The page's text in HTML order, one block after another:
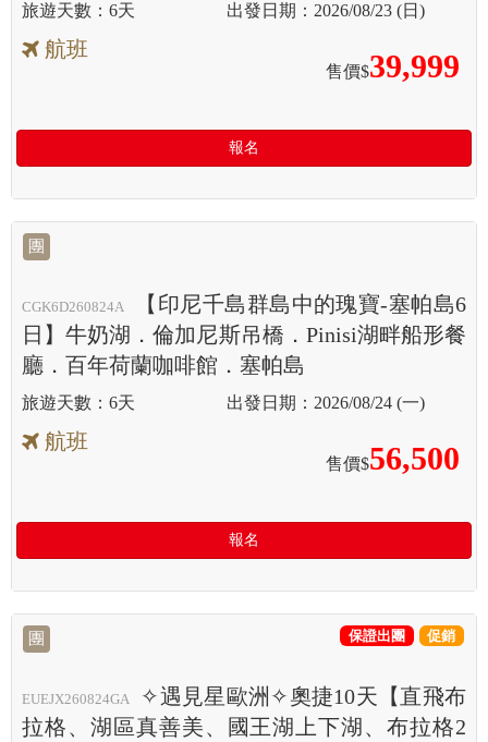
6天 2026/08/23 (日)
航班
售價$39,999
報名
團
CGK6D260824A
【印尼千島群島中的瑰寶-塞帕島6
日】牛奶湖．倫加尼斯吊橋．Pinisi湖畔船形餐
廳．百年荷蘭咖啡館．塞帕島
6天 2026/08/24 (一)
航班
售價$56,500
報名
團
EUEJX260824GA
✧遇見星歐洲✧奧捷10天【直飛布
拉格、湖區真善美、國王湖上下湖、布拉格2
保證出團 促銷